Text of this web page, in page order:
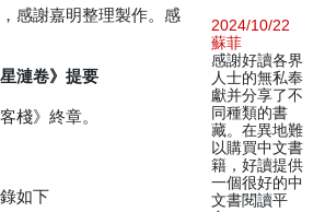
感謝嘉明整理製作。感
漣卷》提要
棧》終章。
錄如下
2024/10/22
蘇菲
感謝好讀各界
人士的無私奉
獻并分享了不
同種類的書
藏。在異地難
以購買中文書
籍，好讀提供
一個很好的中
文書閱讀平